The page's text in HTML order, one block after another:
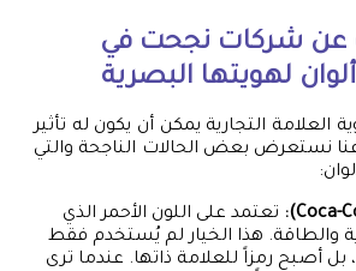
عن شركات نجحت في
لهويتها البصرية
العلامة التجارية يمكن أن يكون له تأثير
نستعرض بعض الحالات الناجحة والتي
تعتمد على اللون الأحمر الذي
والطاقة. هذا الخيار لم يُستخدم فقط
بل أصبح رمزاً للعلامة ذاتها. عندما ترى